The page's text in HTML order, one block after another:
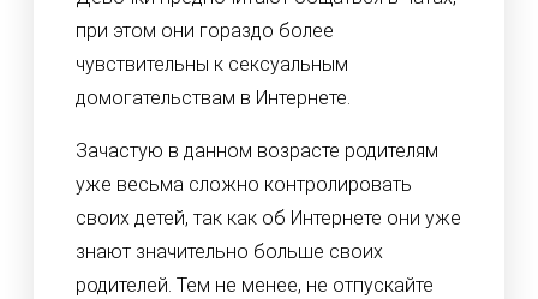
при этом они гораздо более
чувствительны к сексуальным
домогательствам в Интернете.
Зачастую в данном возрасте родителям
уже весьма сложно контролировать
своих детей, так как об Интернете они уже
знают значительно больше своих
родителей. Тем не менее, не отпускайте